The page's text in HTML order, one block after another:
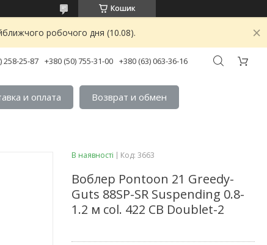
Кошик
робочого дня (10.08).
258-25-87 +380 (50) 755-31-00 +380 (63) 063-36-16
и оплата Возврат и обмен
В наявності Код: 3663
Воблер Pontoon 21 Greedy-
Guts 88SP-SR Suspending 0.8-
1.2 м col. 422 CB Doublet-2